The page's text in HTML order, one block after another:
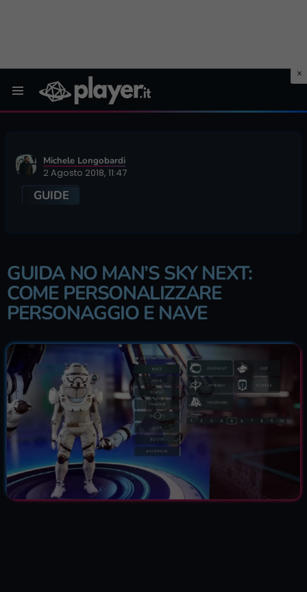
Michele Longobardi
2 Agosto 2018, 11:47
GUIDE
GUIDA NO MAN’S SKY NEXT:
COME PERSONALIZZARE
PERSONAGGIO E NAVE